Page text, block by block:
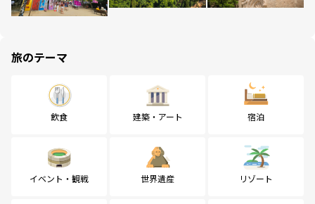
旅のテーマ
飲食 建築・アート 宿泊
イベント・観戦 世界遺産 リゾート